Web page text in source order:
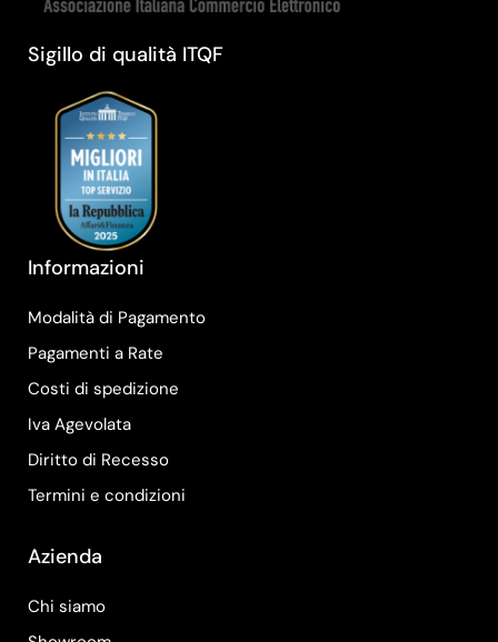
Sigillo di qualità ITQF
Informazioni
Modalità di Pagamento
Pagamenti a Rate
Costi di spedizione
Iva Agevolata
Diritto di Recesso
Termini e condizioni
Azienda
Chi siamo